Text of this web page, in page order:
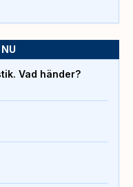
Vad händer?